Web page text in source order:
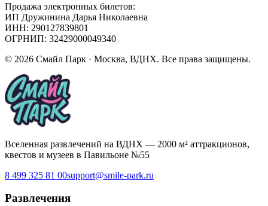
Продажа электронных билетов:
ИП Дружинина Дарья Николаевна
ИНН: 290127839801
ОГРНИП: 32429000049340
© 2026 Смайл Парк · Москва, ВДНХ. Все права защищены.
Вселенная развлечений на ВДНХ — 2000 м² аттракционов,
квестов и музеев в Павильоне №55
8 499 325 81 00support@smile-park.ru
Развлечения